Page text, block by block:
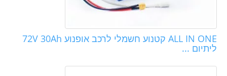
ALL IN ONE קטנוע חשמלי לרכב אופנוע 72V 30Ah
ליתיום ...